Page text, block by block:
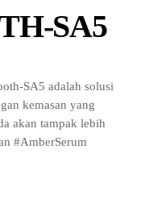
SA5
SA5 adalah solusi
kemasan yang
akan tampak lebih
#AmberSerum